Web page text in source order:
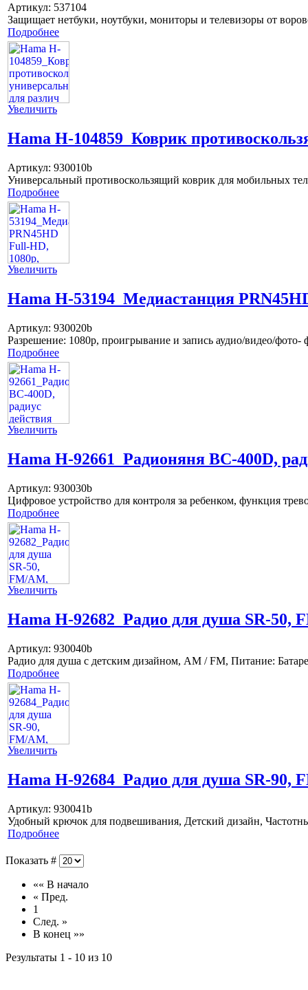
Артикул: 537104
Защищает нетбуки, ноутбуки, мониторы и телевизоры от
Подробнее
Увеличить
Hama H-104859_Коврик
Артикул: 930010b
Универсальный противоскользящий коврик для мобильных
Подробнее
Увеличить
Hama H-53194_Медиастанция
Артикул: 930020b
Разрешение: 1080p, проигрывание и запись аудио/видео/
Подробнее
Увеличить
Hama H-92661_Радионяня BC-400D,
Артикул: 930030b
Цифровое устройство для контроля за ребенком, функция
Подробнее
Увеличить
Hama H-92682_Радио для душа SR-50,
Артикул: 930040b
Радио для душа с детским дизайном, AM / FM, Питание:
Подробнее
Увеличить
Hama H-92684_Радио для душа SR-90,
Артикул: 930041b
Удобный крючок для подвешивания, Детский дизайн,
Подробнее
Показать #
«« В начало
« Пред.
1
След. »
В конец »»
Результаты 1 - 10 из 10